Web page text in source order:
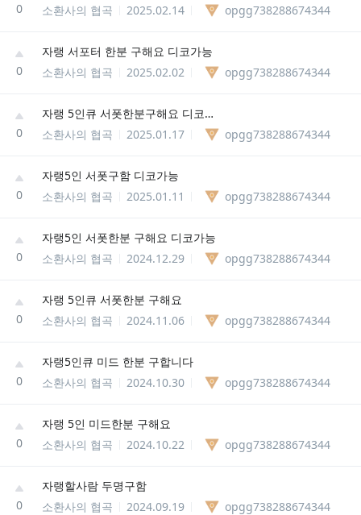
0
소환사의 협곡
2025.02.14 opgg738288674344
0
자랭 서포터 한분 구해요 디코가능
소환사의 협곡
2025.02.02 opgg738288674344
0
자랭 5인큐 서폿한분구해요 디코가능 아무나
소환사의 협곡
2025.01.17 opgg738288674344
0
자랭5인 서폿구함 디코가능
소환사의 협곡
2025.01.11 opgg738288674344
0
자랭5인 서폿한분 구해요 디코가능
소환사의 협곡
2024.12.29 opgg738288674344
0
자랭 5인큐 서폿한분 구해요
소환사의 협곡
2024.11.06 opgg738288674344
0
자랭5인큐 미드 한분 구합니다
소환사의 협곡
2024.10.30 opgg738288674344
0
자랭 5인 미드한분 구해요
소환사의 협곡
2024.10.22 opgg738288674344
0
자랭할사람 두명구함
소환사의 협곡
2024.09.19 opgg738288674344